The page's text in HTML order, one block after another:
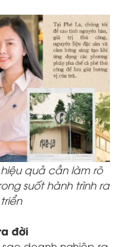
quả cần làm rõ
suốt hành trình ra
đời